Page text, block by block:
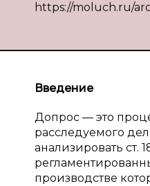
https://moluch.ru/
Введение
Допрос — это
расследуемого
анализировать ст.
производстве